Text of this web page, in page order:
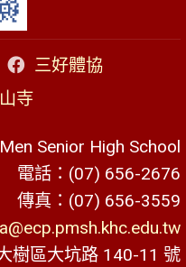
三好體協
寺
Senior High School
電話：(07) 656-2676
傳真：(07) 656-3559
樹區大坑路 140-11 號